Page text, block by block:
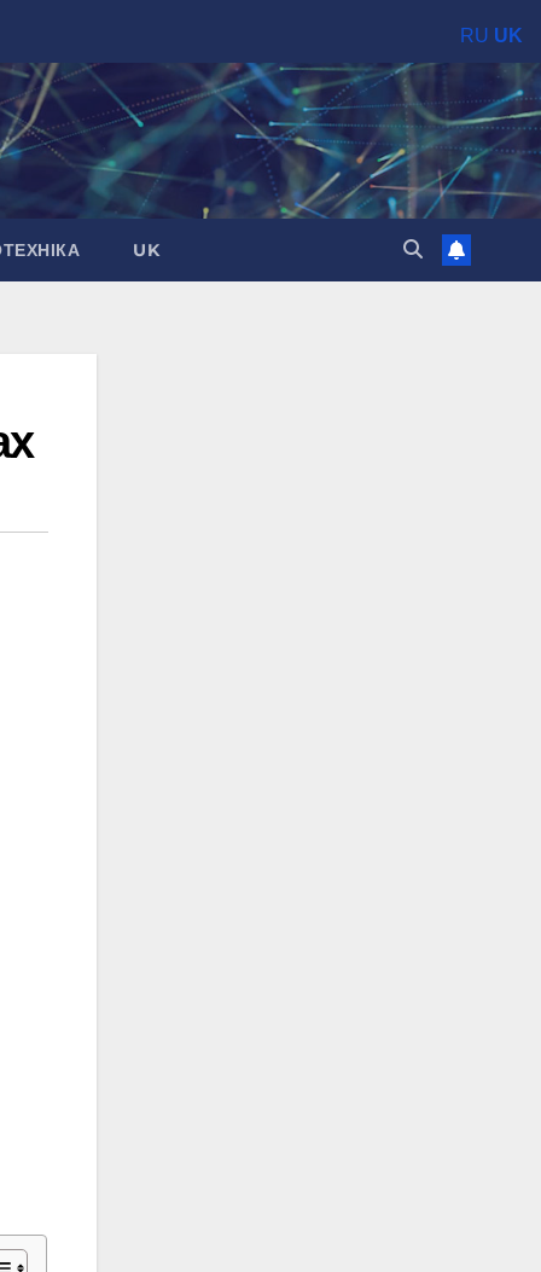
UK
RU UK